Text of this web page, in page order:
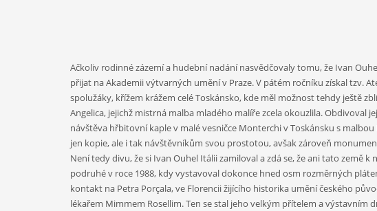
Ačkoliv rodinné zázemí a hudební nadání nasvědčovaly tomu, že Ivan
přijat na Akademii výtvarných umění v Praze. V pátém ročníku získal tzv.
spolužáky, křížem krážem celé Toskánsko, kde měl možnost tehdy ještě
Angelica, jejichž mistrná malba mladého malíře zcela okouzlila.
návštěva hřbitovní kaple v malé vesničce Monterchi v Toskánsku s
jen kopie, ale i tak návštěvníkům svou prostotou, avšak zároveň
Není tedy divu, že si Ivan Ouhel Itálii zamiloval a zdá se, že ani tato země
podruhé v roce 1988, kdy vystavoval dokonce hned osm rozměrných
kontakt na Petra Porçala, ve Florencii žijícího historika umění českého
lékařem Mimmem Rosellim. Ten se stal jeho velkým přítelem a